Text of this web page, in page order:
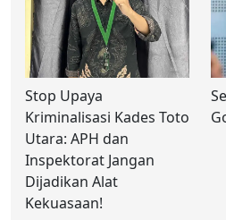
Stop Upaya
Kriminalisasi Kades Toto
Utara: APH dan
Inspektorat Jangan
Dijadikan Alat
Kekuasaan!